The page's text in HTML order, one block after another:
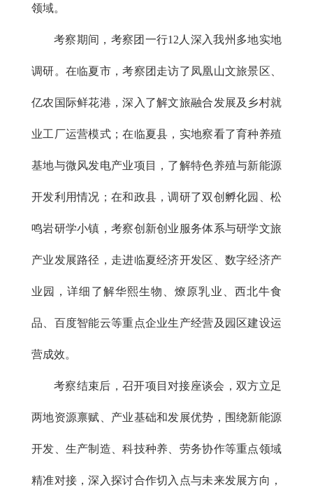
领域。
考察期间，考察团一行12人深入我州多地实地
调研。在临夏市，考察团走访了凤凰山文旅景区、
亿农国际鲜花港，深入了解文旅融合发展及乡村就
业工厂运营模式；在临夏县，实地察看了育种养殖
基地与微风发电产业项目，了解特色养殖与新能源
开发利用情况；在和政县，调研了双创孵化园、松
鸣岩研学小镇，考察创新创业服务体系与研学文旅
产业发展路径，走进临夏经济开发区、数字经济产
业园，详细了解华熙生物、燎原乳业、西北牛食
品、百度智能云等重点企业生产经营及园区建设运
营成效。
考察结束后，召开项目对接座谈会，双方立足
两地资源禀赋、产业基础和发展优势，围绕新能源
开发、生产制造、科技种养、劳务协作等重点领域
精准对接，深入探讨合作切入点与未来发展方向，